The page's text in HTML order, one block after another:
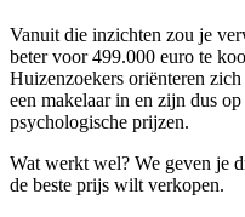
Vanuit die inzichten zou je
beter voor 499.000 euro te
Huizenzoekers oriënteren
een makelaar in en zijn dus
psychologische prijzen.
Wat werkt wel? We geven je
de beste prijs wilt verkopen.